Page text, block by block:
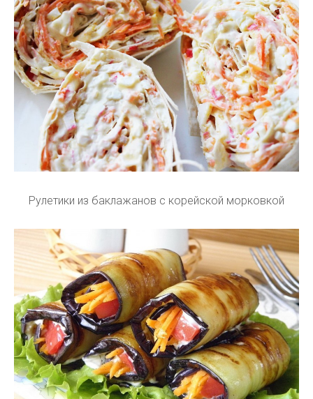
Рулетики из баклажанов с корейской морковкой